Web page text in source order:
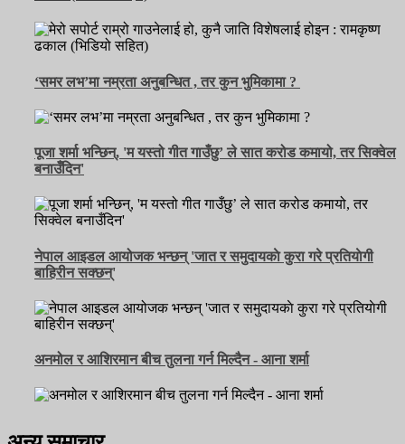
‘समर लभ’मा नम्रता अनुबन्धित , तर कुन भुमिकामा ?
पूजा शर्मा भन्छिन्, 'म यस्तो गीत गाउँछु’ ले सात करोड कमायो, तर सिक्वेल
बनाउँदिन'
नेपाल आइडल आयोजक भन्छन् 'जात र समुदायकाे कुरा गरे प्रतियाेगी
बाहिरीन सक्छन्'
अनमोल र आशिरमान बीच तुलना गर्न मिल्दैन - आना शर्मा